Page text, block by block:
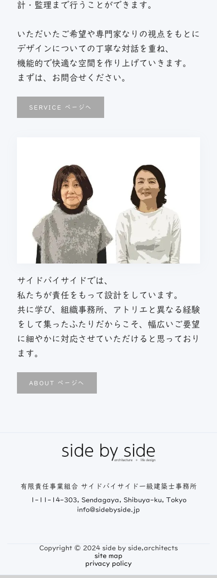
計・監理まで行うことができます。
いただいたご希望や専門家なりの視点をもとに
デザインについての丁寧な対話を重ね、
機能的で快適な空間を作り上げていきます。
まずは、お問合せください。
SERVICE ページへ
サイドバイサイドでは、
私たちが責任をもって設計をしています。
共に学び、組織事務所、アトリエと異なる経験
をして集ったふたりだからこそ、幅広いご要望
に細やかに対応させていただけると思っており
ます。
ABOUT ページへ
有限責任事業組合 サイドバイサイド一級建築士事務所
1-11-14-303, Sendagaya, Shibuya-ku, Tokyo
info@sidebyside.jp
Copyright © 2024 side by side,architects
site map
privacy policy